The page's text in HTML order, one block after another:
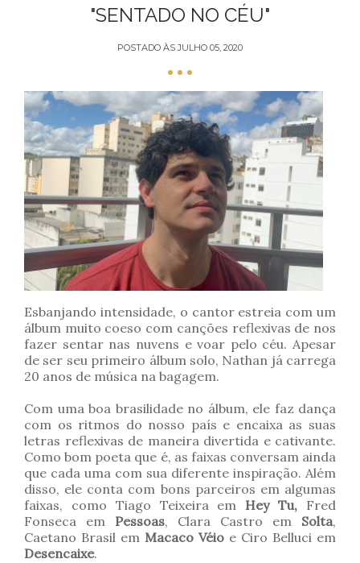
"SENTADO NO CÉU"
POSTADO ÀSJULHO 05, 2020
Esbanjando intensidade, o cantor estreia com um
álbum muito coeso com canções reflexivas de nos
fazer sentar nas nuvens e voar pelo céu. Apesar
de ser seu primeiro álbum solo, Nathan já carrega
20 anos de música na bagagem.
Com uma boa brasilidade no álbum, ele faz dança
com os ritmos do nosso país e encaixa as suas
letras reflexivas de maneira divertida e cativante.
Como bom poeta que é, as faixas conversam ainda
que cada uma com sua diferente inspiração. Além
disso, ele conta com bons parceiros em algumas
faixas, como Tiago Teixeira em Hey Tu, Fred
Fonseca em Pessoas, Clara Castro em Solta,
Caetano Brasil em Macaco Véio e Ciro Belluci em
Desencaixe.